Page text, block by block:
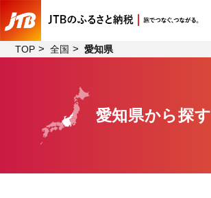
TOP
全国 愛知県
愛知県から探す